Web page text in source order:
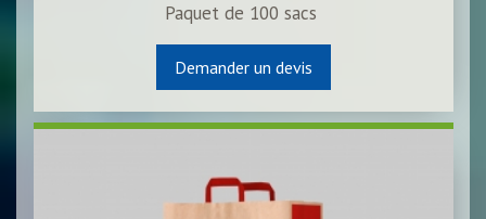
Paquet de 100 sacs
Demander un devis